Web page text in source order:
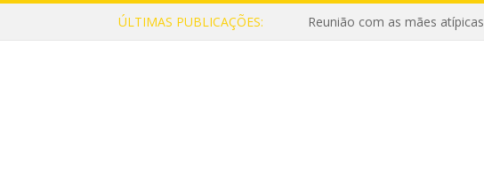
ÚLTIMAS PUBLICAÇÕES: Reunião com as mães atípicas